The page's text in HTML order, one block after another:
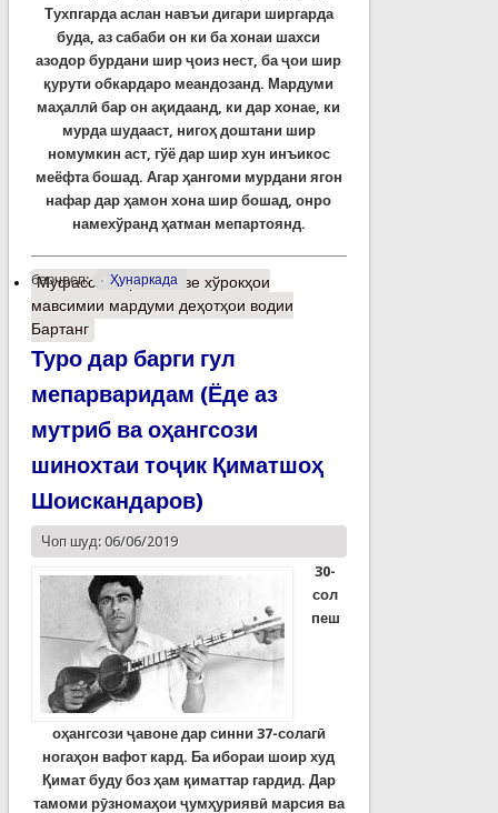
Тухпгарда аслан навъи дигари ширгарда
буда, аз сабаби он ки ба хонаи шахси
азодор бурдани шир ҷоиз нест, ба ҷои шир
қурути обкардаро меандозанд. Мардуми
маҳаллӣ бар он ақидаанд, ки дар хонае, ки
мурда шудааст, нигоҳ доштани шир
номумкин аст, гўё дар шир хун инъикос
меёфта бошад. Агар ҳангоми мурдани ягон
нафар дар ҳамон хона шир бошад, онро
намехўранд ҳатман мепартоянд.
барчасп: Ҳунаркада
Муфассалтаро Баъзе хўрокҳои
мавсимии мардуми деҳотҳои водии
Бартанг
Туро дар барги гул
мепарваридам (Ёде аз
мутриб ва оҳангсози
шинохтаи тоҷик Қиматшоҳ
Шоискандаров)
Чоп шуд: 06/06/2019
30-
сол
пеш
оҳангсози ҷавоне дар синни 37-солагӣ
ногаҳон вафот кард. Ба ибораи шоир худ
Қимат буду боз ҳам қиматтар гардид. Дар
тамоми рӯзномаҳои ҷумҳуриявӣ марсия ва